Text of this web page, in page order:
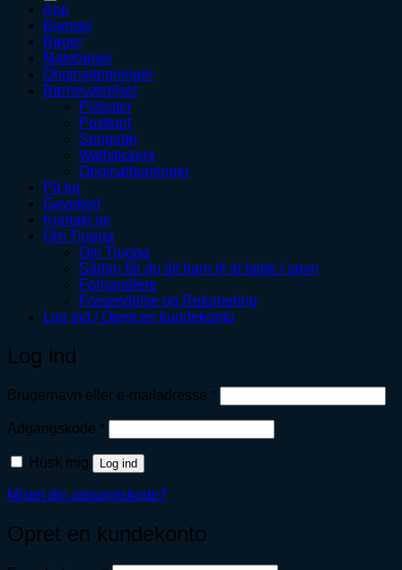
App
Bamser
Bøger
Malebøger
Originaltegninger
Børneværelset
Plakater
Postkort
Sengetøj
Wallstickers
Originaltegninger
På tur
Gavekort
Kontakt os
Om Tjugga
Om Tjugga
Sådan får du dit barn til at falde i søvn
Forhandlere
Forsendelse og Returnering
Log ind / Opret en kundekonto
Log ind
Brugernavn eller e-mailadresse *Påkrævet
Adgangskode *Påkrævet
Husk mig Log ind
Mistet din adgangskode?
Opret en kundekonto